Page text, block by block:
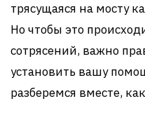
трясущаяся на мосту
Но чтобы это
сотрясений, важно
установить вашу
разберемся вместе,